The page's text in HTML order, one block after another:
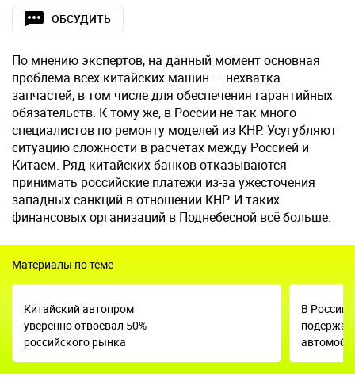
ОБСУДИТЬ
По мнению экспертов, на данный момент основная
проблема всех китайских машин — нехватка
запчастей, в том числе для обеспечения гарантийных
обязательств. К тому же, в России не так много
специалистов по ремонту моделей из КНР. Усугубляют
ситуацию сложности в расчётах между Россией и
Китаем. Ряд китайских банков отказываются
принимать российские платежи из-за ужесточения
западных санкций в отношении КНР. И таких
финансовых организаций в Поднебесной всё больше.
Материалы по теме
Китайский автопром
уверенно отвоевал 50%
российского рынка
В России